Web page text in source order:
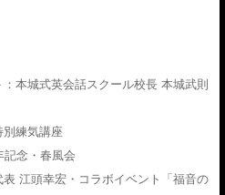
本城式英会話スクール校長 本城武則
別練気講座
記念・春風会
表 江頭幸宏・コラボイベント「福音の